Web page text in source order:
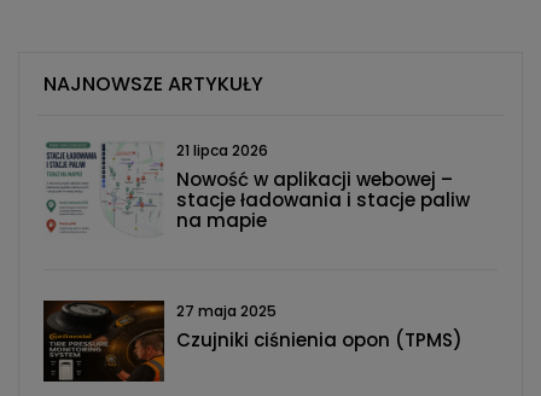
NAJNOWSZE ARTYKUŁY
21 lipca 2026
Nowość w aplikacji webowej –
stacje ładowania i stacje paliw
na mapie
27 maja 2025
Czujniki ciśnienia opon (TPMS)